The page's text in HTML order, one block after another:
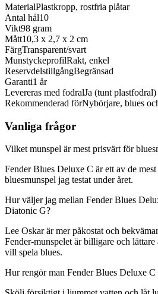
MaterialPlastkropp, rostfria plåtar
Antal hål10
Vikt98 gram
Mått10,3 x 2,7 x 2 cm
FärgTransparent/svart
MunstyckeprofilRakt, enkel
ReservdelstillgångBegränsad
Garanti1 år
Levereras med fodralJa (tunt plastfodral)
Rekommenderad förNybörjare, blues
Vanliga frågor
Vilket munspel är mest prisvärt för
Fender Blues Deluxe C är ett av de
bluesmunspel jag testat under året.
Hur väljer jag mellan Fender Blues
Diatonic G?
Lee Oskar är mer påkostat och
Fender-munspelet är billigare och
vill spela blues.
Hur rengör man Fender Blues Deluxe C